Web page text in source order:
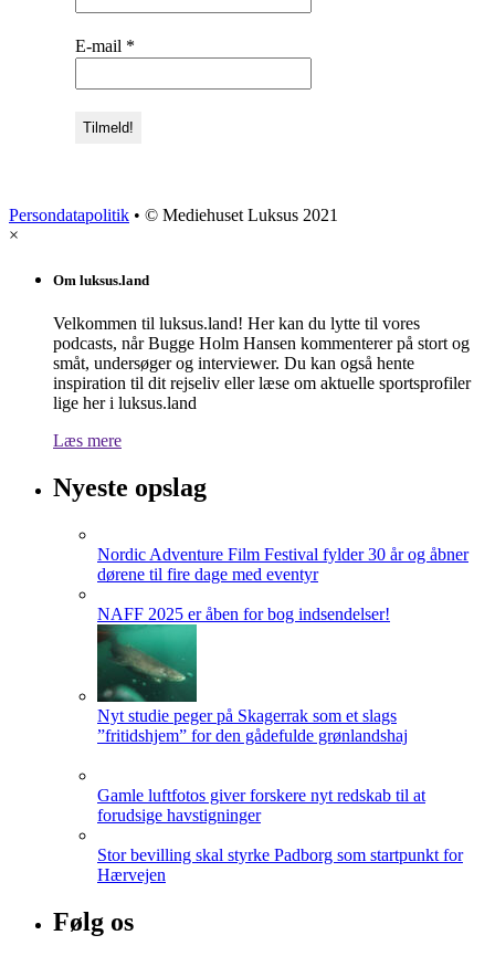
E-mail *
Persondatapolitik • © Mediehuset Luksus 2021
×
Om luksus.land
Velkommen til luksus.land! Her kan du lytte til vores
podcasts, når Bugge Holm Hansen kommenterer på stort og
småt, undersøger og interviewer. Du kan også hente
inspiration til dit rejseliv eller læse om aktuelle sportsprofiler
lige her i luksus.land
Læs mere
Nyeste opslag
Nordic Adventure Film Festival fylder 30 år og åbner
dørene til fire dage med eventyr
NAFF 2025 er åben for bog indsendelser!
Nyt studie peger på Skagerrak som et slags
”fritidshjem” for den gådefulde grønlandshaj
Gamle luftfotos giver forskere nyt redskab til at
forudsige havstigninger
Stor bevilling skal styrke Padborg som startpunkt for
Hærvejen
Følg os